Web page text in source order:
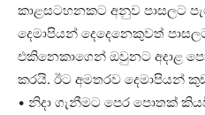
කාළසටහනකට අනුව පාසලට
දෙමාපියන් දෙදෙනෙකුවත්
එකිනෙකාගෙන් ඔවුනට අදාළ
කරයි. ඊට අමතරව දෙමාපියන්
• නිදා ගැනීමට පෙර පොතක්